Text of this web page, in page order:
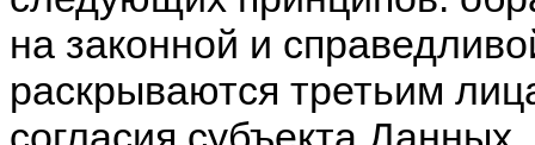
на законной и
раскрываются третьим